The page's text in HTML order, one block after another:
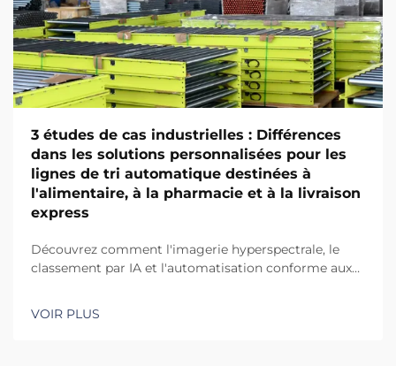
3 études de cas industrielles : Différences
dans les solutions personnalisées pour les
lignes de tri automatique destinées à
l'alimentaire, à la pharmacie et à la livraison
express
Découvrez comment l'imagerie hyperspectrale, le
classement par IA et l'automatisation conforme aux
pharmaceutiques. Découvrez le retour sur
VOIR PLUS